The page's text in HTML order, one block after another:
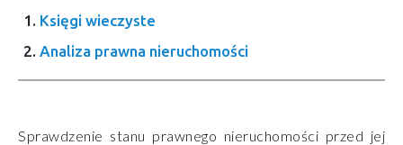
Księgi wieczyste
Analiza prawna nieruchomości
Sprawdzenie stanu prawnego nieruchomości przed jej